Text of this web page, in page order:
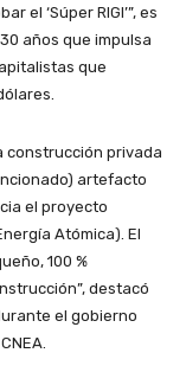
el ‘Súper RIGI’”, es
años que impulsa
que
construcción privada
artefacto
el proyecto
Atómica). El
100 %
destacó
el gobierno